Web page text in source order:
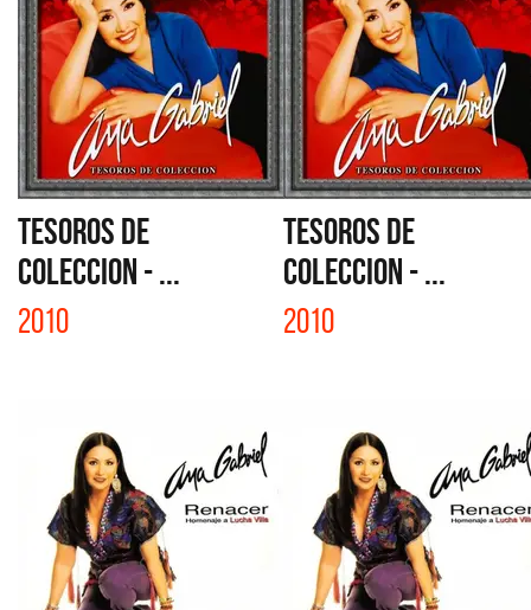
TESOROS DE
COLECCION - ...
2010
TESOROS DE
COLECCION - ...
2010